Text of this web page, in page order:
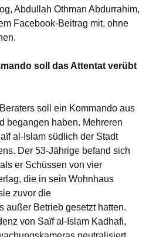
Abdullah Othman Abdurrahim,
Facebook-Beitrag mit, ohne
soll das Attentat verübt
soll ein Kommando aus
begangen haben. Mehreren
al-Islam südlich der Stadt
Der 53-Jährige befand sich
er Schüssen von vier
die in sein Wohnhaus
zuvor die
außer Betrieb gesetzt hatten.
von Saïf al-Islam Kadhafi,